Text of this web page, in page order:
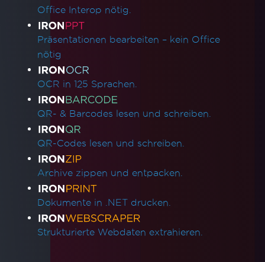
Office Interop nötig.
Präsentationen bearbeiten – kein Office
nötig
OCR in 125 Sprachen.
QR- & Barcodes lesen und schreiben.
QR-Codes lesen und schreiben.
Archive zippen und entpacken.
Dokumente in .NET drucken.
Strukturierte Webdaten extrahieren.